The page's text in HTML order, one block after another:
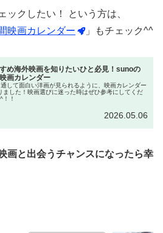
ックしたい！ という方は、
映画カレンダー 」もチェック^^
め海外映画を知りたいひと必見！sunoの
画カレンダー
して面白い洋画が見られるように、映画カレンダー
ました！映画選びに迷った時はぜひ参考にしてくだ
！！
2026.05.06
画と出会うチャンスになったら幸